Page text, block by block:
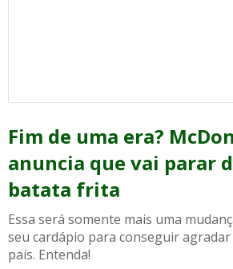
Fim de uma era?
anuncia que vai parar
batata frita
Essa será somente mais uma
seu cardápio para conseguir agradar
país. Entenda!